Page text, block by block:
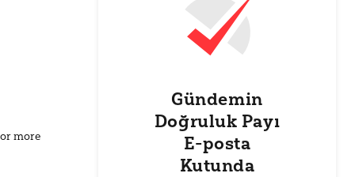
more
Gündemin
Doğruluk Payı
E-posta
Kutunda